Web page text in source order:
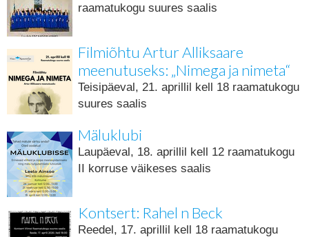
raamatukogu suures saalis
Filmiõhtu Artur Alliksaare
meenutuseks: „Nimega ja nimeta“
Teisipäeval, 21. aprillil kell 18 raamatukogu
suures saalis
Mäluklubi
Laupäeval, 18. aprillil kell 12 raamatukogu
II korruse väikeses saalis
Kontsert: Rahel n Beck
Reedel, 17. aprillil kell 18 raamatukogu